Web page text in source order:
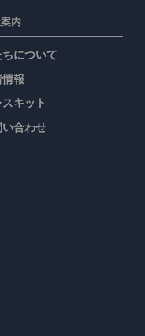
内
について
報
キット
い合わせ